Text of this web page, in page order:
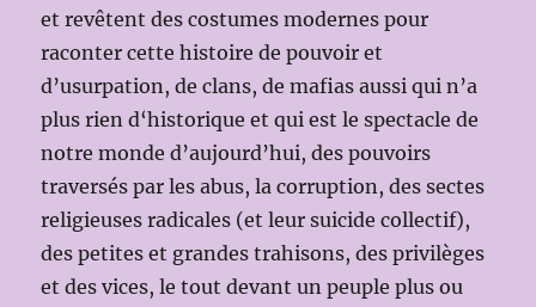
et revêtent des costumes modernes pour
raconter cette histoire de pouvoir et
d’usurpation, de clans, de mafias aussi qui n’a
plus rien d‘historique et qui est le spectacle de
notre monde d’aujourd’hui, des pouvoirs
traversés par les abus, la corruption, des sectes
religieuses radicales (et leur suicide collectif),
des petites et grandes trahisons, des privilèges
et des vices, le tout devant un peuple plus ou